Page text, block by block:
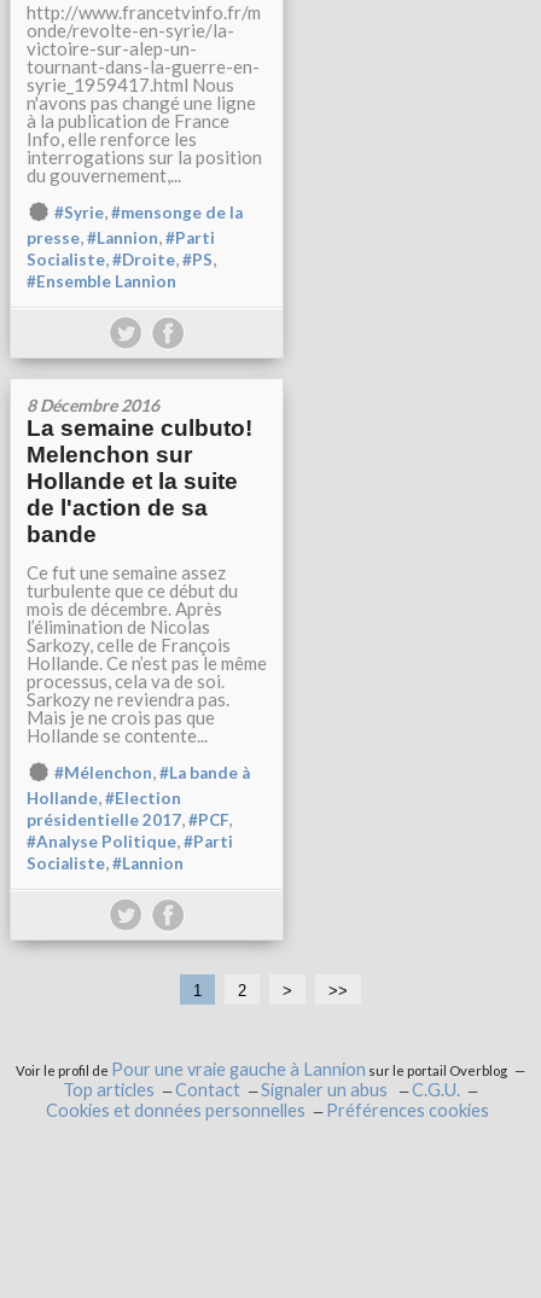
http://www.francetvinfo.fr/m
onde/revolte-en-syrie/la-
victoire-sur-alep-un-
tournant-dans-la-guerre-en-
syrie_1959417.html Nous
n'avons pas changé une ligne
à la publication de France
Info, elle renforce les
interrogations sur la position
du gouvernement,...
#Syrie,#mensonge de la
presse,#Lannion,#Parti
Socialiste,#Droite,#PS,
#Ensemble Lannion
8 Décembre 2016
La semaine culbuto!
Melenchon sur
Hollande et la suite
de l'action de sa
bande
Ce fut une semaine assez
turbulente que ce début du
mois de décembre. Après
l’élimination de Nicolas
Sarkozy, celle de François
Hollande. Ce n’est pas le même
processus, cela va de soi.
Sarkozy ne reviendra pas.
Mais je ne crois pas que
Hollande se contente...
#Mélenchon,#La bande à
Hollande,#Election
présidentielle 2017,#PCF,
#Analyse Politique,#Parti
Socialiste,#Lannion
1 2 > >>
Voir le profil de Pour une vraie gauche à Lannion sur le portail Overblog
Top articles Contact Signaler un abus
C.G.U.
Cookies et données personnelles
Préférences cookies